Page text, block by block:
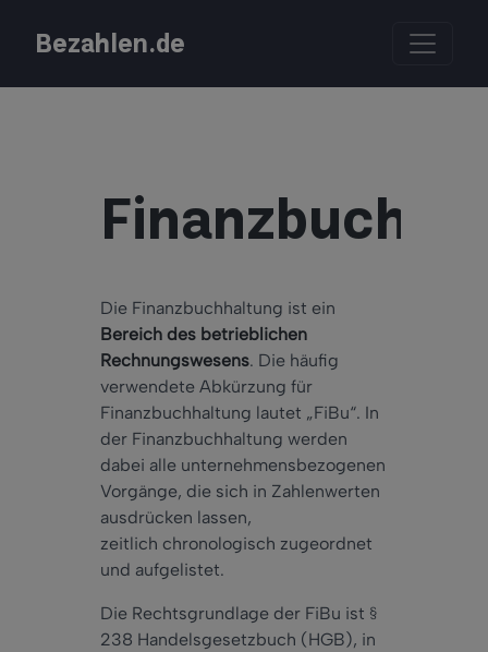
Bezahlen.de
Die Finanzbuchhaltung ist ein
Bereich des betrieblichen
Rechnungswesens. Die häufig
verwendete Abkürzung für
Finanzbuchhaltung lautet „FiBu“. In
der Finanzbuchhaltung werden
dabei alle unternehmensbezogenen
Vorgänge, die sich in Zahlenwerten
ausdrücken lassen,
zeitlich chronologisch zugeordnet
und aufgelistet.
Die Rechtsgrundlage der FiBu ist §
238 Handelsgesetzbuch (HGB), in